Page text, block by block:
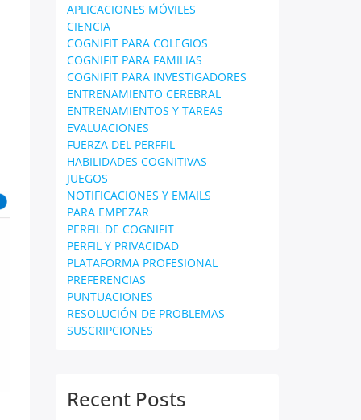
APLICACIONES MÓVILES
CIENCIA
COGNIFIT PARA COLEGIOS
COGNIFIT PARA FAMILIAS
COGNIFIT PARA INVESTIGADORES
ENTRENAMIENTO CEREBRAL
ENTRENAMIENTOS Y TAREAS
EVALUACIONES
FUERZA DEL PERFFIL
HABILIDADES COGNITIVAS
JUEGOS
NOTIFICACIONES Y EMAILS
PARA EMPEZAR
PERFIL DE COGNIFIT
PERFIL Y PRIVACIDAD
PLATAFORMA PROFESIONAL
PREFERENCIAS
PUNTUACIONES
RESOLUCIÓN DE PROBLEMAS
SUSCRIPCIONES
Recent Posts